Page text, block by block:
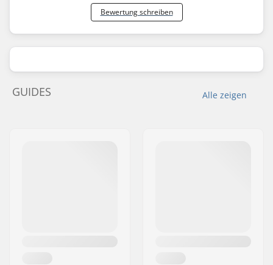
Bewertung schreiben
Alle zeigen
GUIDES